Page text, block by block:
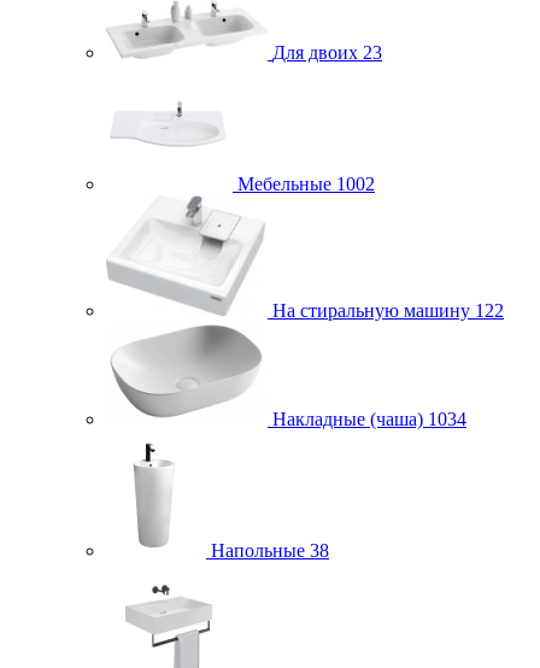
Для двоих 23
Мебельные 1002
На стиральную машину 122
Накладные (чаша) 1034
Напольные 38